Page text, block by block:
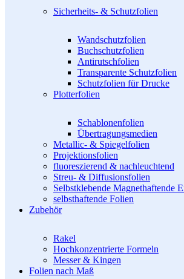
Sicherheits- & Schutzfolien
Wandschutzfolien
Buchschutzfolien
Antirutschfolien
Transparente Schutzfolien
Schutzfolien für Drucke
Plotterfolien
Schablonenfolien
Übertragungsmedien
Metallic- & Spiegelfolien
Projektionsfolien
fluoreszierend & nachleuchtend
Streu- & Diffusionsfolien
Selbstklebende Magnethaftende
selbsthaftende Folien
Zubehör
Rakel
Hochkonzentrierte Formeln
Messer & Kingen
Folien nach Maß